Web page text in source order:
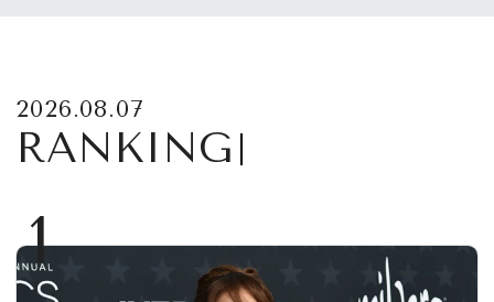
2026.08.07
RANKING
1